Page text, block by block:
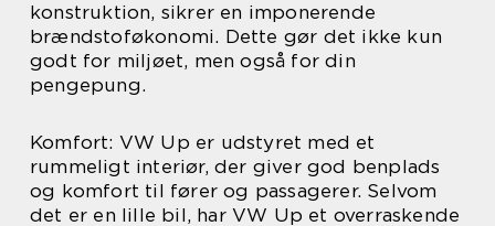
konstruktion, sikrer en imponerende
brændstoføkonomi. Dette gør det ikke kun
godt for miljøet, men også for din
pengepung.
Komfort: VW Up er udstyret med et
rummeligt interiør, der giver god benplads
og komfort til fører og passagerer. Selvom
det er en lille bil, har VW Up et overraskende